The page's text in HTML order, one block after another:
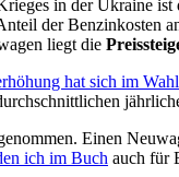
in der Ukraine ist
der Benzinkosten
liegt die
hat sich im
Einen
ich im Buch auch für